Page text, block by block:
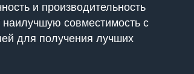
и производительность
совместимость с
для получения лучших